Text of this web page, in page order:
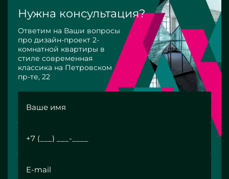
Нужна консультация?
Ответим на Ваши вопросы
про дизайн-проект 2-
комнатной квартиры в
стиле современная
классика на Петровском
пр-те, 22